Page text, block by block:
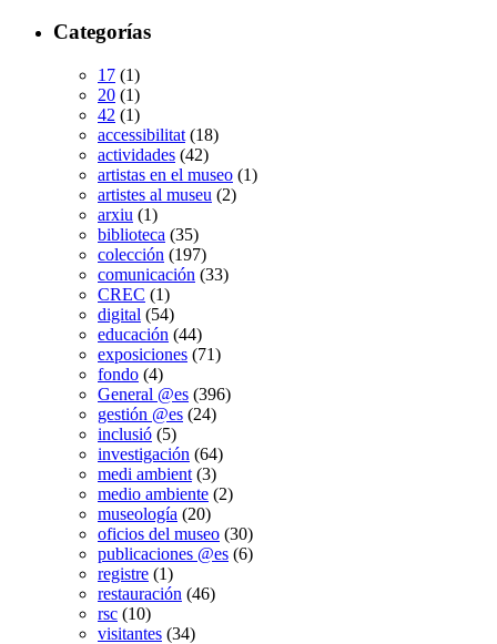
Categorías
17 (1)
20 (1)
42 (1)
accessibilitat (18)
actividades (42)
artistas en el museo (1)
artistes al museu (2)
arxiu (1)
biblioteca (35)
colección (197)
comunicación (33)
CREC (1)
digital (54)
educación (44)
exposiciones (71)
fondo (4)
General @es (396)
gestión @es (24)
inclusió (5)
investigación (64)
medi ambient (3)
medio ambiente (2)
museología (20)
oficios del museo (30)
publicaciones @es (6)
registre (1)
restauración (46)
rsc (10)
visitantes (34)